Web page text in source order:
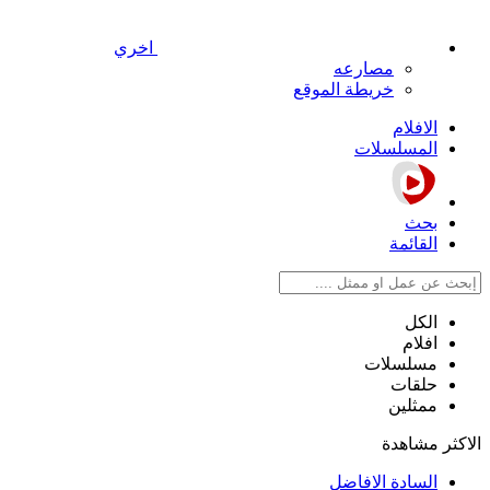
اخري
مصارعه
خريطة الموقع
الافلام
المسلسلات
بحث
القائمة
الكل
افلام
مسلسلات
حلقات
ممثلين
الاكثر مشاهدة
السادة الافاضل